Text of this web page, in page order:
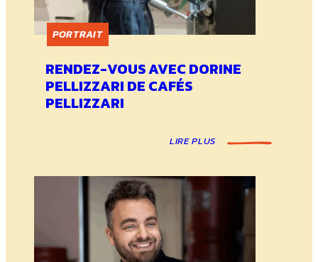
PORTRAIT
RENDEZ-VOUS AVEC DORINE
PELLIZZARI DE CAFÉS
PELLIZZARI
LIRE PLUS